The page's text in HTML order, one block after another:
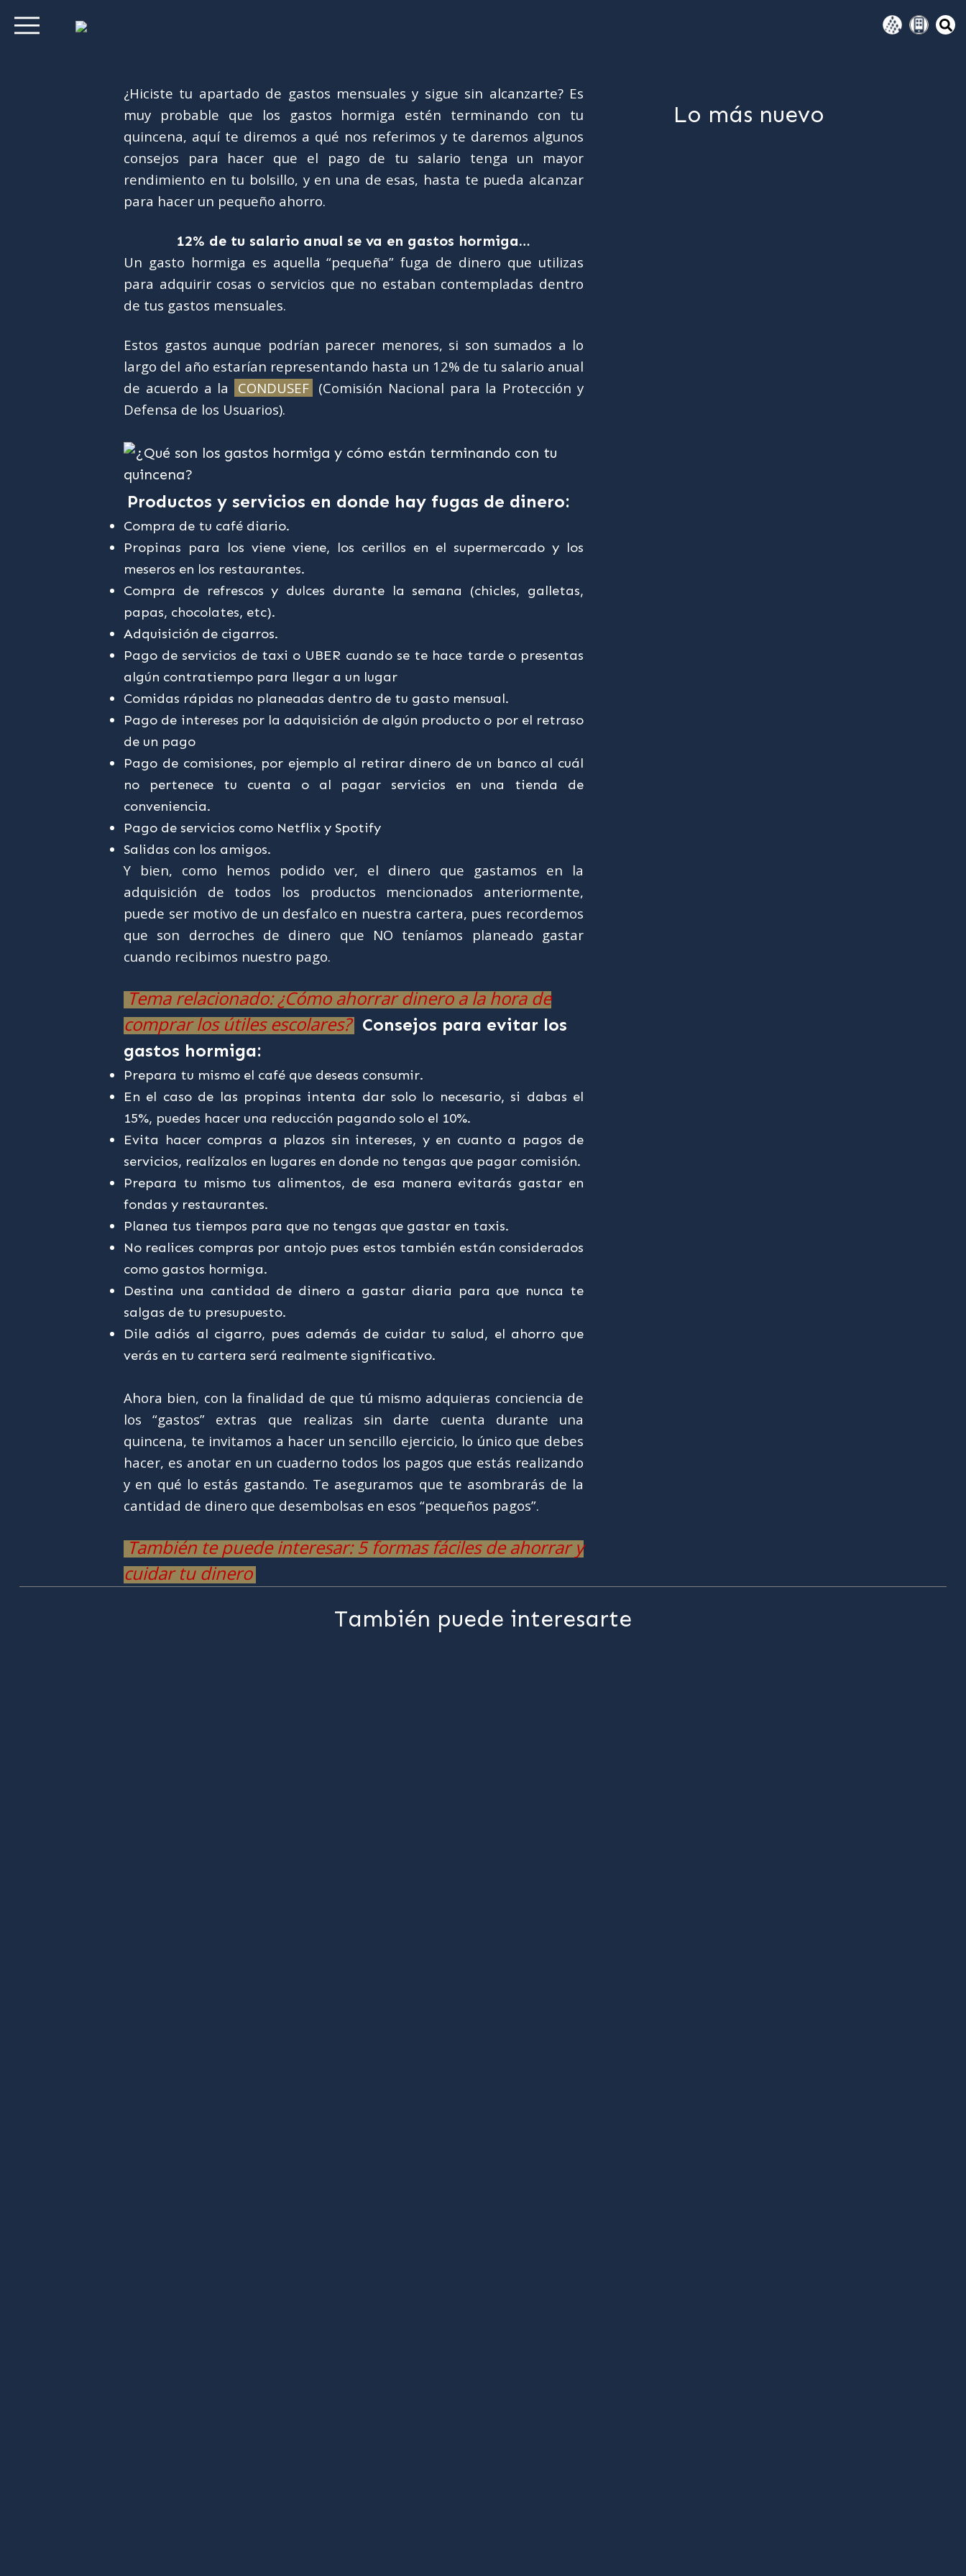
¿Hiciste tu apartado de gastos mensuales y sigue sin alcanzarte? Es
muy probable que los gastos hormiga estén terminando con tu
quincena, aquí te diremos a qué nos referimos y te daremos algunos
consejos para hacer que el pago de tu salario tenga un mayor
rendimiento en tu bolsillo, y en una de esas, hasta te pueda alcanzar
para hacer un pequeño ahorro.
12% de tu salario anual se va en gastos hormiga…
Un gasto hormiga es aquella “pequeña” fuga de dinero que utilizas
para adquirir cosas o servicios que no estaban contempladas dentro
de tus gastos mensuales.
Estos gastos aunque podrían parecer menores, si son sumados a lo
largo del año estarían representando hasta un 12% de tu salario anual
de acuerdo a la
CONDUSEF (Comisión Nacional para la Protección y
Defensa de los Usuarios).
Productos y servicios en donde hay fugas de dinero:
Compra de tu café diario.
Propinas para los viene viene, los cerillos en el supermercado y los
meseros en los restaurantes.
Compra de refrescos y dulces durante la semana (chicles, galletas,
papas, chocolates, etc).
Adquisición de cigarros.
Pago de servicios de taxi o UBER cuando se te hace tarde o presentas
algún contratiempo para llegar a un lugar
Comidas rápidas no planeadas dentro de tu gasto mensual.
Pago de intereses por la adquisición de algún producto o por el retraso
de un pago
Pago de comisiones, por ejemplo al retirar dinero de un banco al cuál
no pertenece tu cuenta o al pagar servicios en una tienda de
conveniencia.
Pago de servicios como Netflix y Spotify
Salidas con los amigos.
Y bien, como hemos podido ver, el dinero que gastamos en la
adquisición de todos los productos mencionados anteriormente,
puede ser motivo de un desfalco en nuestra cartera, pues recordemos
que son derroches de dinero que NO teníamos planeado gastar
cuando recibimos nuestro pago.
Tema relacionado: ¿Cómo ahorrar dinero a la hora de
comprar los útiles escolares? Consejos para evitar los
gastos hormiga:
Prepara tu mismo el café que deseas consumir.
En el caso de las propinas intenta dar solo lo necesario, si dabas el
15%, puedes hacer una reducción pagando solo el 10%.
Evita hacer compras a plazos sin intereses, y en cuanto a pagos de
servicios, realízalos en lugares en donde no tengas que pagar comisión.
Prepara tu mismo tus alimentos, de esa manera evitarás gastar en
fondas y restaurantes.
Planea tus tiempos para que no tengas que gastar en taxis.
No realices compras por antojo pues estos también están considerados
como gastos hormiga.
Destina una cantidad de dinero a gastar diaria para que nunca te
salgas de tu presupuesto.
Dile adiós al cigarro, pues además de cuidar tu salud, el ahorro que
verás en tu cartera será realmente significativo.
Ahora bien, con la finalidad de que tú mismo adquieras conciencia de
los “gastos” extras que realizas sin darte cuenta durante una
quincena, te invitamos a hacer un sencillo ejercicio, lo único que debes
hacer, es anotar en un cuaderno todos los pagos que estás realizando
y en qué lo estás gastando. Te aseguramos que te asombrarás de la
cantidad de dinero que desembolsas en esos “pequeños pagos”.
También te puede interesar: 5 formas fáciles de ahorrar y
cuidar tu dinero
Lo más nuevo
También puede interesarte